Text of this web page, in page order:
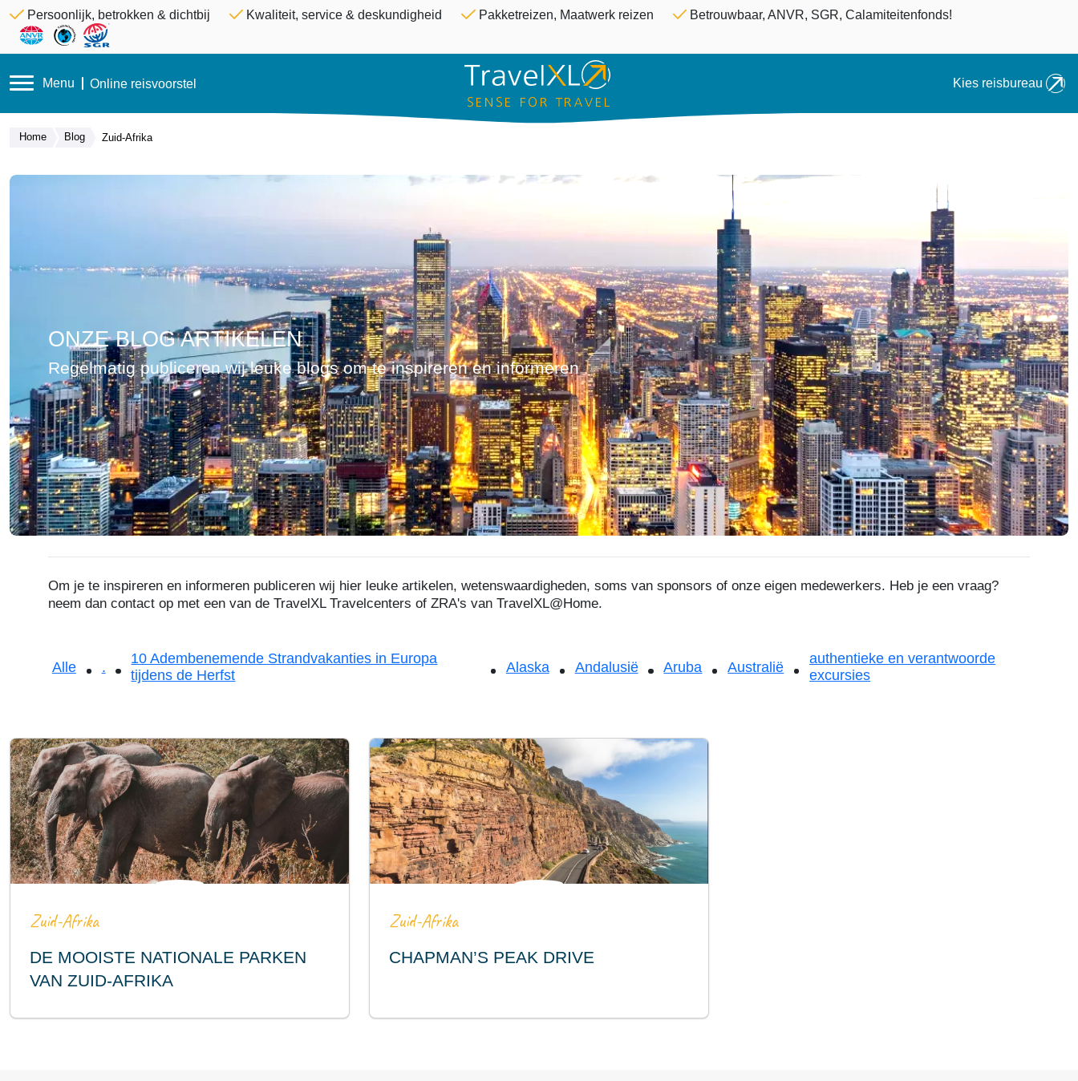
Overslaan en naar de inhoud gaan
Persoonlijk, betrokken & dichtbij Kwaliteit, service & deskundigheid Pakketreizen, Maatwerk reizen Betrouwbaar, ANVR, SGR, Calamiteitenfonds!
Menu Online reisvoorstel Kies reisbureau
Home Blog Zuid-Afrika
ONZE BLOG ARTIKELEN
Regelmatig publiceren wij leuke blogs om te inspireren en informeren
Om je te inspireren en informeren publiceren wij hier leuke artikelen, wetenswaardigheden, soms van sponsors of onze eigen medewerkers. Heb je een vraag?
neem dan contact op met een van de TravelXL Travelcenters of ZRA's van TravelXL@Home.
Alle .
10 Adembenemende Strandvakanties in Europa
tijdens de Herfst
Alaska Andalusië Aruba Australië
authentieke en verantwoorde
excursies
Zuid-Afrika
DE MOOISTE NATIONALE PARKEN
VAN ZUID-AFRIKA
Zuid-Afrika
CHAPMAN’S PEAK DRIVE